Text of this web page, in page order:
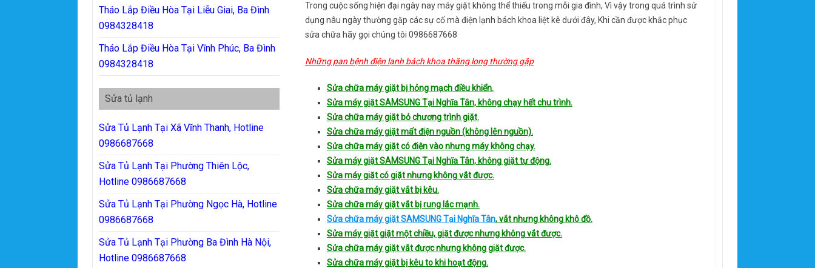
Trong cuộc sống hiện đại ngày nay máy giặt không thể thiếu trong mỗi gia đình, Vì vậy trong quá trình sử
dụng nâu ngày thường gặp các sự cố mà điện lạnh bách khoa liệt kê dưới đây, Khi cần được khắc phục
sửa chữa hãy gọi chúng tôi 0986687668
Những pan bệnh điện lạnh bách khoa thăng long thường gặp
Sửa chữa máy giặt bị hỏng mạch điều khiển.
Sửa máy giặt SAMSUNG Tại Nghĩa Tân, không chạy hết chu trình.
Sửa chữa máy giặt bỏ chương trình giặt.
Sửa chữa máy giặt mất điện nguồn (không lên nguồn).
Sửa chữa máy giặt có điện vào nhưng máy không chạy.
Sửa máy giặt SAMSUNG Tại Nghĩa Tân, không giặt tự động.
Sửa máy giặt có giặt nhưng không vắt được.
Sửa chữa máy giặt vắt bị kêu.
Sửa chữa máy giặt vắt bị rung lắc mạnh.
Sửa chữa máy giặt SAMSUNG Tại Nghĩa Tân, vắt nhưng không khô đồ.
Sửa máy giặt giặt một chiều, giặt được nhưng không vắt được.
Sửa chữa máy giặt vắt được nhưng không giặt được.
Sửa chữa máy giặt bị kêu to khi hoạt động.
Tháo Lắp Điều Hòa Tại Liễu Giai, Ba Đình
0984328418
Tháo Lắp Điều Hòa Tại Vĩnh Phúc, Ba Đình
0984328418
Sửa tủ lạnh
Sửa Tủ Lạnh Tại Xã Vĩnh Thanh, Hotline
0986687668
Sửa Tủ Lạnh Tại Phường Thiên Lộc,
Hotline 0986687668
Sửa Tủ Lạnh Tại Phường Ngọc Hà, Hotline
0986687668
Sửa Tủ Lạnh Tại Phường Ba Đình Hà Nội,
Hotline 0986687668